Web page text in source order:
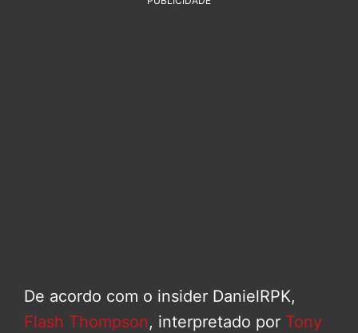
De acordo com o insider DanielRPK,
Flash Thompson, interpretado por Tony